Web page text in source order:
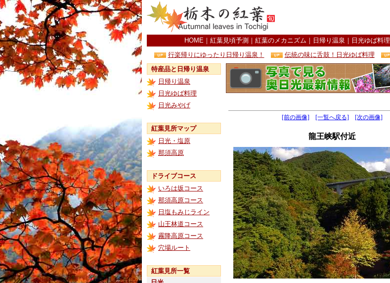
HOME ｜ 紅葉見頃予測 ｜ 紅葉のメカニズム ｜ 日帰り温泉 ｜ 日光ゆば料理
行楽帰りにゆったり日帰り温泉！
伝統の味に舌鼓！日光ゆば料理
特産品と日帰り温泉
日帰り温泉
日光ゆば料理
日光みやげ
紅葉見所マップ
日光・塩原
那須高原
ドライブコース
いろは坂コース
那須高原コース
日塩もみじライン
山王林道コース
霧降高原コース
穴場ルート
紅葉見所一覧
[前の画像] [一覧へ戻る] [次の画像]
龍王峡駅付近